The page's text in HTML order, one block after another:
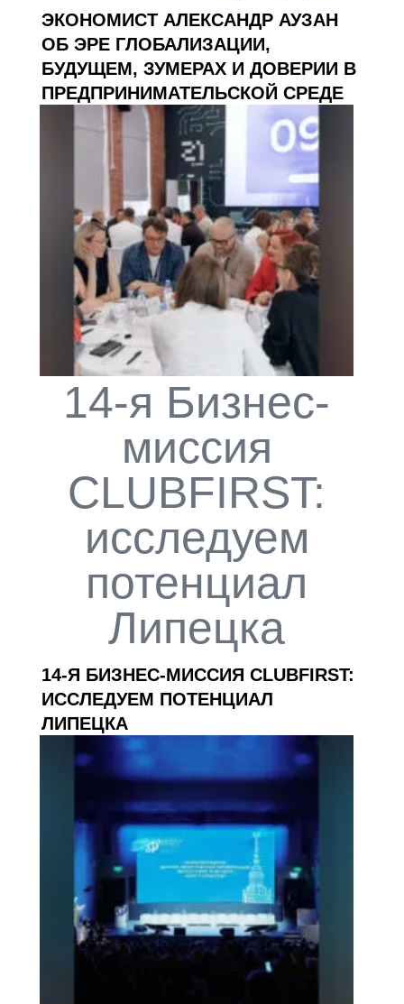
ЭКОНОМИСТ АЛЕКСАНДР АУЗАН
ОБ ЭРЕ ГЛОБАЛИЗАЦИИ,
БУДУЩЕМ, ЗУМЕРАХ И ДОВЕРИИ В
ПРЕДПРИНИМАТЕЛЬСКОЙ СРЕДЕ
14-я Бизнес-
миссия
CLUBFIRST:
исследуем
потенциал
Липецка
14-Я БИЗНЕС-МИССИЯ CLUBFIRST:
ИССЛЕДУЕМ ПОТЕНЦИАЛ
ЛИПЕЦКА